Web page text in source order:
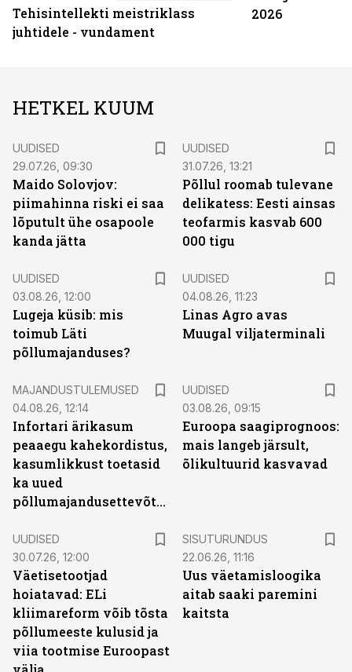
Tehisintellekti meistriklass
juhtidele - vundament
2026
HETKEL KUUM
UUDISED
29.07.26, 09:30
Maido Solovjov:
piimahinna riski ei saa
lõputult ühe osapoole
kanda jätta
UUDISED
31.07.26, 13:21
Põllul roomab tulevane
delikatess: Eesti ainsas
teofarmis kasvab 600
000 tigu
UUDISED
03.08.26, 12:00
Lugeja küsib: mis
toimub Läti
põllumajanduses?
UUDISED
04.08.26, 11:23
Linas Agro avas
Muugal viljaterminali
MAJANDUSTULEMUSED
04.08.26, 12:14
Infortari ärikasum
peaaegu kahekordistus,
kasumlikkust toetasid
ka uued
põllumajandusettevõtted
UUDISED
03.08.26, 09:15
Euroopa saagiprognoos:
mais langeb järsult,
õlikultuurid kasvavad
UUDISED
30.07.26, 12:00
Väetisetootjad
hoiatavad: ELi
kliimareform võib tõsta
põllumeeste kulusid ja
viia tootmise Euroopast
SISUTURUNDUS
22.06.26, 11:16
Uus väetamisloogika
aitab saaki paremini
kaitsta